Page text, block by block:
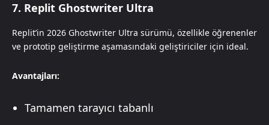
7. Replit Ghostwriter Ultra
Replit’in 2026 Ghostwriter Ultra sürümü, özellikle öğrenenler
ve prototip geliştirme aşamasındaki geliştiriciler için ideal.
Avantajları:
Tamamen tarayıcı tabanlı